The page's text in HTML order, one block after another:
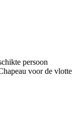
persoon
voor de vlotte